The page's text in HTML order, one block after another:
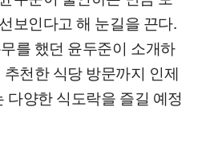
보인다고 해 눈길을 끈다.
를 했던 윤두준이 소개하
천한 식당 방문까지 인제
다양한 식도락을 즐길 예정